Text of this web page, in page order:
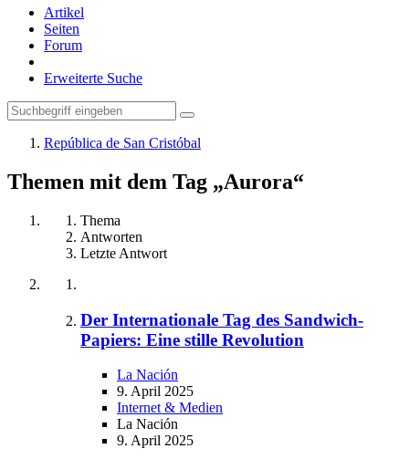
Artikel
Seiten
Forum
Erweiterte Suche
República de San Cristóbal
Themen mit dem Tag „Aurora“
Thema
Antworten
Letzte Antwort
Der Internationale Tag des Sandwich-
Papiers: Eine stille Revolution
La Nación
9. April 2025
Internet & Medien
La Nación
9. April 2025